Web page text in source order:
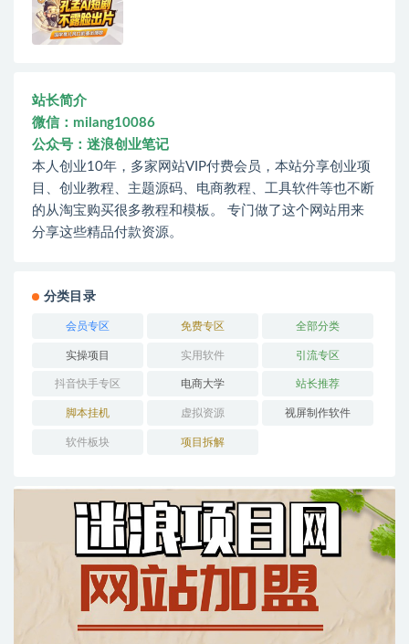
站长简介
微信：milang10086
公众号：迷浪创业笔记
本人创业10年，多家网站VIP付费会员，本站分享创业项
目、创业教程、主题源码、电商教程、工具软件等也不断
的从淘宝购买很多教程和模板。 专门做了这个网站用来
分享这些精品付款资源。
分类目录
会员专区 免费专区 全部分类
实操项目 实用软件 引流专区
抖音快手专区 电商大学 站长推荐
脚本挂机 虚拟资源 视屏制作软件
软件板块 项目拆解